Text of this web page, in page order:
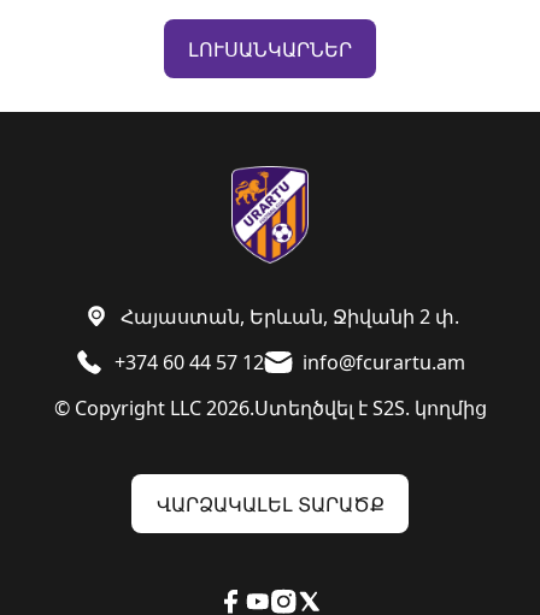
ԼՈՒՍԱՆԿԱՐՆԵՐ
© Copyright LLC 2026.Ստեղծվել էS2S. կողմից
+374 60 44 57 12 info@fcurartu.am
Հայաստան, Երևան, Ջիվանի 2 փ.
ՎԱՐՁԱԿԱԼԵԼ ՏԱՐԱԾՔ